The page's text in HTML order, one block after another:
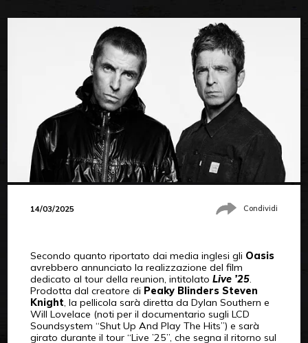
14/03/2025 Condividi
Secondo quanto riportato dai media inglesi gli Oasis
avrebbero annunciato la realizzazione del film
dedicato al tour della reunion, intitolato Live ’25.
Prodotta dal creatore di Peaky Blinders Steven
Knight, la pellicola sarà diretta da Dylan Southern e
Will Lovelace (noti per il documentario sugli LCD
Soundsystem “Shut Up And Play The Hits”) e sarà
girato durante il tour “Live ’25”, che segna il ritorno sul